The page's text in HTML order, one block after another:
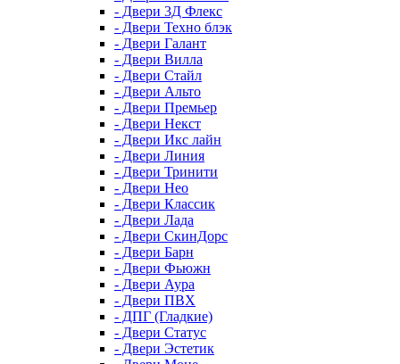
- Двери 3Д Флекс
- Двери Техно блэк
- Двери Галант
- Двери Вилла
- Двери Стайл
- Двери Альто
- Двери Премьер
- Двери Некст
- Двери Икс лайн
- Двери Линия
- Двери Тринити
- Двери Нео
- Двери Классик
- Двери Лада
- Двери СкинДорс
- Двери Барн
- Двери Фьюжн
- Двери Аура
- Двери ПВХ
- ДПГ (Гладкие)
- Двери Статус
- Двери Эстетик